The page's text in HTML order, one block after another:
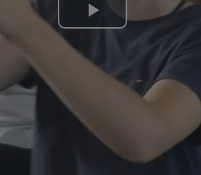
Lire
la
vidéo